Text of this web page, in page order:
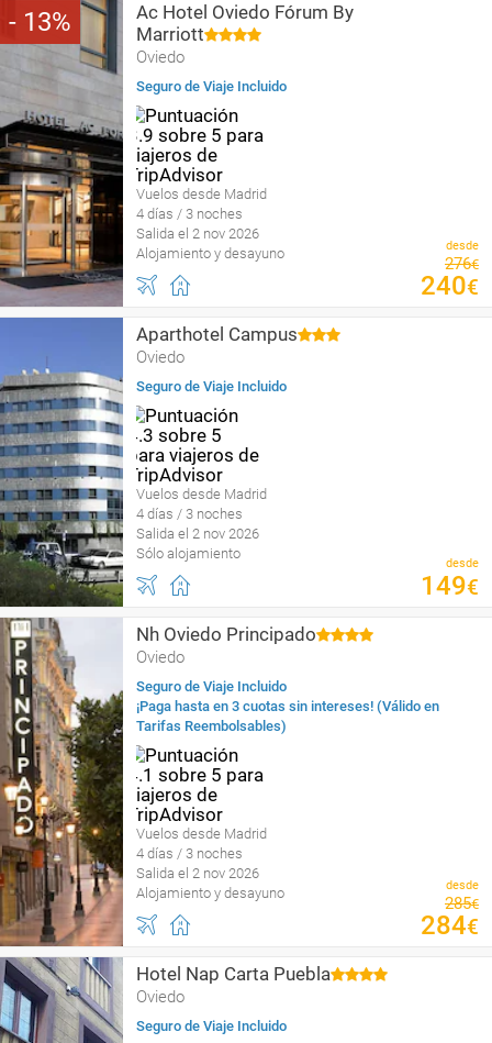
13
Ac Hotel Oviedo Fórum By
Marriott
Oviedo
Seguro de Viaje Incluido
Vuelos desde Madrid
4 días / 3 noches
Salida el 2 nov 2026
Alojamiento y desayuno
desde
276€
240€
Aparthotel Campus
Oviedo
Seguro de Viaje Incluido
Vuelos desde Madrid
4 días / 3 noches
Salida el 2 nov 2026
Sólo alojamiento
desde
149€
Nh Oviedo Principado
Oviedo
Seguro de Viaje Incluido
¡Paga hasta en 3 cuotas sin intereses! (Válido en
Tarifas Reembolsables)
Vuelos desde Madrid
4 días / 3 noches
Salida el 2 nov 2026
Alojamiento y desayuno
desde
285€
284€
Hotel Nap Carta Puebla
Oviedo
Seguro de Viaje Incluido